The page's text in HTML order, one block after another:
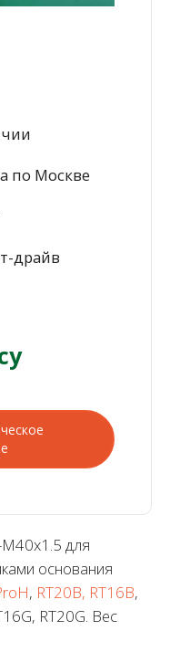
по Москве
драйв
для
основания
, RT20B, RT16B,
RT20G. Вес